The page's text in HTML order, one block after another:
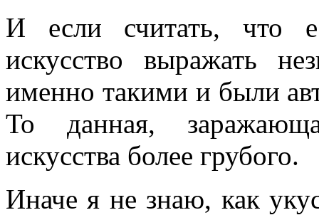
И если считать, что
искусство выражать
именно такими и были
То данная,
искусства более грубого.
Иначе я не знаю, как